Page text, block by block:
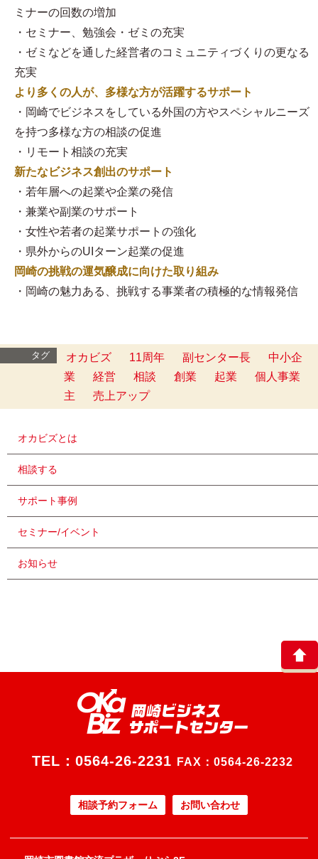
ミナーの回数の増加
・セミナー、勉強会・ゼミの充実
・ゼミなどを通した経営者のコミュニティづくりの更なる
充実
より多くの人が、多様な方が活躍するサポート
・岡崎でビジネスをしている外国の方やスペシャルニーズ
を持つ多様な方の相談の促進
・リモート相談の充実
新たなビジネス創出のサポート
・若年層への起業や企業の発信
・兼業や副業のサポート
・女性や若者の起業サポートの強化
・県外からのUIターン起業の促進
岡崎の挑戦の運気醸成に向けた取り組み
・岡崎の魅力ある、挑戦する事業者の積極的な情報発信
タグ オカビズ 11周年 副センター長
中小企
業
経営 相談 創業 起業
個人事業
主
売上アップ
オカビズとは
相談する
サポート事例
セミナー/イベント
お知らせ
TEL： 0564-26-2231 FAX：0564-26-2232
相談予約フォーム お問い合わせ